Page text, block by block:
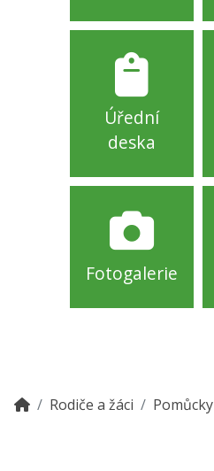
Úřední
deska
Fotogalerie
Rodiče a žáci Pomůcky